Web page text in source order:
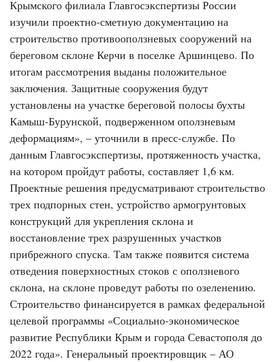
Крымского филиала Главгосэкспертизы России
изучили проектно-сметную документацию на
строительство противооползневых сооружений на
береговом склоне Керчи в поселке Аршинцево. По
итогам рассмотрения выданы положительное
заключения. Защитные сооружения будут
установлены на участке береговой полосы бухты
Камыш-Бурунской, подверженном оползневым
деформациям», – уточнили в пресс-службе. По
данным Главгосэкспертизы, протяженность участка,
на котором пройдут работы, составляет 1,6 км.
Проектные решения предусматривают строительство
трех подпорных стен, устройство армогрунтовых
конструкций для укрепления склона и
восстановление трех разрушенных участков
прибрежного спуска. Там также появится система
отведения поверхностных стоков с оползневого
склона, на склоне проведут работы по озеленению.
Строительство финансируется в рамках федеральной
целевой программы «Социально-экономическое
развитие Республики Крым и города Севастополя до
2022 года». Генеральный проектировщик – АО